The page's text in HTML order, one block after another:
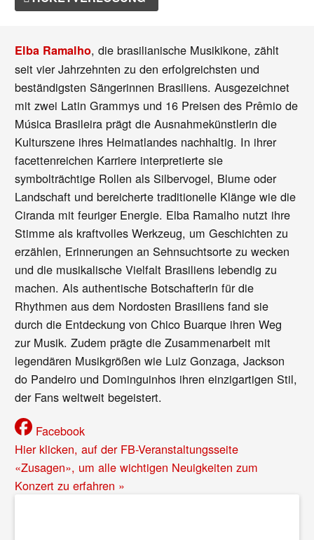
Elba Ramalho, die brasilianische Musikikone, zählt
seit vier Jahrzehnten zu den erfolgreichsten und
beständigsten Sängerinnen Brasiliens. Ausgezeichnet
mit zwei Latin Grammys und 16 Preisen des Prêmio de
Música Brasileira prägt die Ausnahmekünstlerin die
Kulturszene ihres Heimatlandes nachhaltig. In ihrer
facettenreichen Karriere interpretierte sie
symbolträchtige Rollen als Silbervogel, Blume oder
Landschaft und bereicherte traditionelle Klänge wie die
Ciranda mit feuriger Energie. Elba Ramalho nutzt ihre
Stimme als kraftvolles Werkzeug, um Geschichten zu
erzählen, Erinnerungen an Sehnsuchtsorte zu wecken
und die musikalische Vielfalt Brasiliens lebendig zu
machen. Als authentische Botschafterin für die
Rhythmen aus dem Nordosten Brasiliens fand sie
durch die Entdeckung von Chico Buarque ihren Weg
zur Musik. Zudem prägte die Zusammenarbeit mit
legendären Musikgrößen wie Luiz Gonzaga, Jackson
do Pandeiro und Dominguinhos ihren einzigartigen Stil,
der Fans weltweit begeistert.
Facebook
Hier klicken, auf der FB-Veranstaltungsseite
«Zusagen», um alle wichtigen Neuigkeiten zum
Konzert zu erfahren »